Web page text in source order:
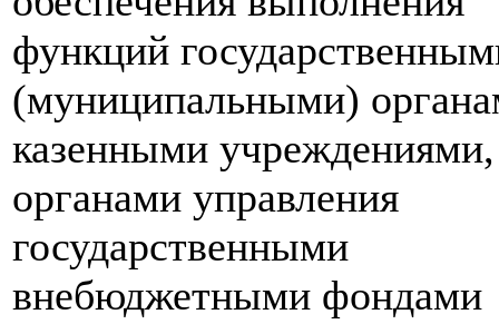
функций
(муниципальными)
казенными учреждениями,
органами управления
государственными
внебюджетными фондами